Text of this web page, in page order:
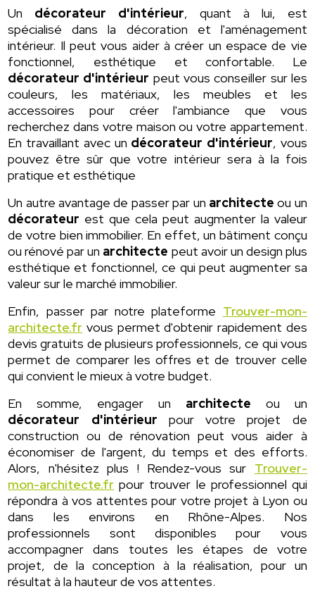
Un décorateur d'intérieur, quant à lui, est
spécialisé dans la décoration et l'aménagement
intérieur. Il peut vous aider à créer un espace de vie
fonctionnel, esthétique et confortable. Le
décorateur d'intérieur peut vous conseiller sur les
couleurs, les matériaux, les meubles et les
accessoires pour créer l'ambiance que vous
recherchez dans votre maison ou votre appartement.
En travaillant avec un décorateur d'intérieur, vous
pouvez être sûr que votre intérieur sera à la fois
pratique et esthétique
Un autre avantage de passer par un architecte ou un
décorateur est que cela peut augmenter la valeur
de votre bien immobilier. En effet, un bâtiment conçu
ou rénové par un architecte peut avoir un design plus
esthétique et fonctionnel, ce qui peut augmenter sa
valeur sur le marché immobilier.
Enfin, passer par notre plateforme Trouver-mon-
architecte.fr vous permet d'obtenir rapidement des
devis gratuits de plusieurs professionnels, ce qui vous
permet de comparer les offres et de trouver celle
qui convient le mieux à votre budget.
En somme, engager un architecte ou un
décorateur d'intérieur pour votre projet de
construction ou de rénovation peut vous aider à
économiser de l'argent, du temps et des efforts.
Alors, n'hésitez plus ! Rendez-vous sur Trouver-
mon-architecte.fr pour trouver le professionnel qui
répondra à vos attentes pour votre projet à Lyon ou
dans les environs en Rhône-Alpes. Nos
professionnels sont disponibles pour vous
accompagner dans toutes les étapes de votre
projet, de la conception à la réalisation, pour un
résultat à la hauteur de vos attentes.